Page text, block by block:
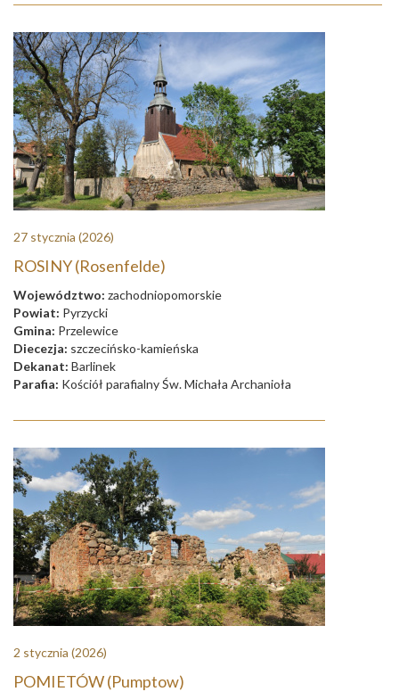
27 stycznia (2026)
ROSINY (Rosenfelde)
Województwo: zachodniopomorskie
Powiat: Pyrzycki
Gmina: Przelewice
Diecezja: szczecińsko-kamieńska
Dekanat: Barlinek
Parafia: Kościół parafialny Św. Michała Archanioła
2 stycznia (2026)
POMIETÓW (Pumptow)